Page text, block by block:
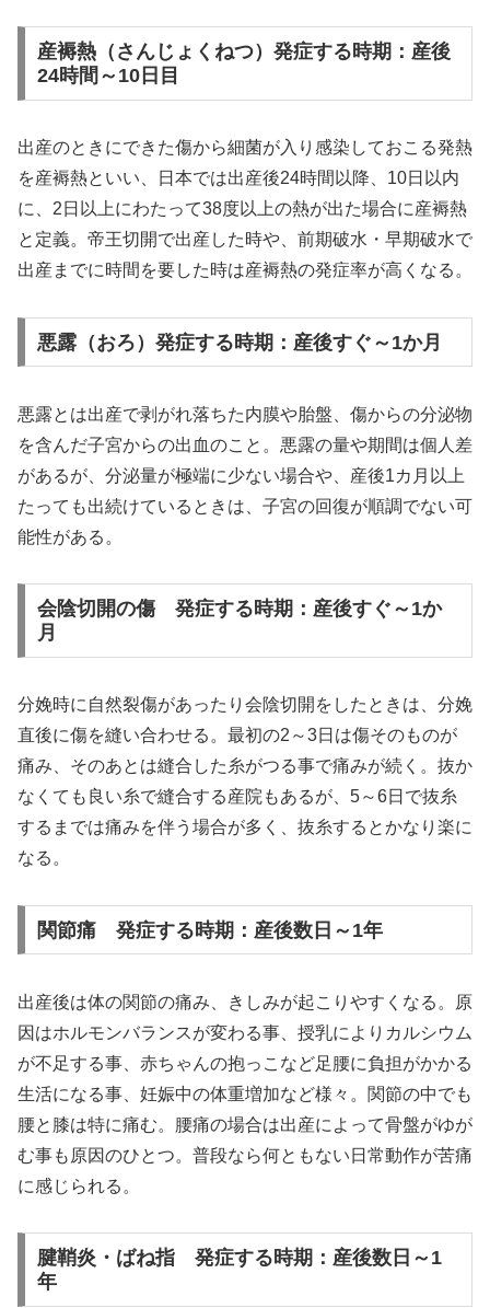
産褥熱（さんじょくねつ）発症する時期：産後
24時間～10日目
出産のときにできた傷から細菌が入り感染しておこる発熱
を産褥熱といい、日本では出産後24時間以降、10日以内
に、2日以上にわたって38度以上の熱が出た場合に産褥熱
と定義。帝王切開で出産した時や、前期破水・早期破水で
出産までに時間を要した時は産褥熱の発症率が高くなる。
悪露（おろ）発症する時期：産後すぐ～1か月
悪露とは出産で剥がれ落ちた内膜や胎盤、傷からの分泌物
を含んだ子宮からの出血のこと。悪露の量や期間は個人差
があるが、分泌量が極端に少ない場合や、産後1カ月以上
たっても出続けているときは、子宮の回復が順調でない可
能性がある。
会陰切開の傷 発症する時期：産後すぐ～1か
月
分娩時に自然裂傷があったり会陰切開をしたときは、分娩
直後に傷を縫い合わせる。最初の2～3日は傷そのものが
痛み、そのあとは縫合した糸がつる事で痛みが続く。抜か
なくても良い糸で縫合する産院もあるが、5～6日で抜糸
するまでは痛みを伴う場合が多く、抜糸するとかなり楽に
なる。
関節痛 発症する時期：産後数日～1年
出産後は体の関節の痛み、きしみが起こりやすくなる。原
因はホルモンバランスが変わる事、授乳によりカルシウム
が不足する事、赤ちゃんの抱っこなど足腰に負担がかかる
生活になる事、妊娠中の体重増加など様々。関節の中でも
腰と膝は特に痛む。腰痛の場合は出産によって骨盤がゆが
む事も原因のひとつ。普段なら何ともない日常動作が苦痛
に感じられる。
腱鞘炎・ばね指 発症する時期：産後数日～1
年